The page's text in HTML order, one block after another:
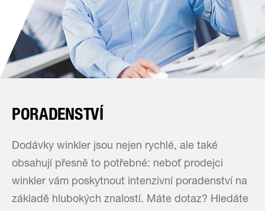
PORADENSTVÍ
Dodávky winkler jsou nejen rychlé, ale také
obsahují přesně to potřebné: neboť prodejci
winkler vám poskytnout intenzivní poradenství na
základě hlubokých znalostí. Máte dotaz? Hledáte